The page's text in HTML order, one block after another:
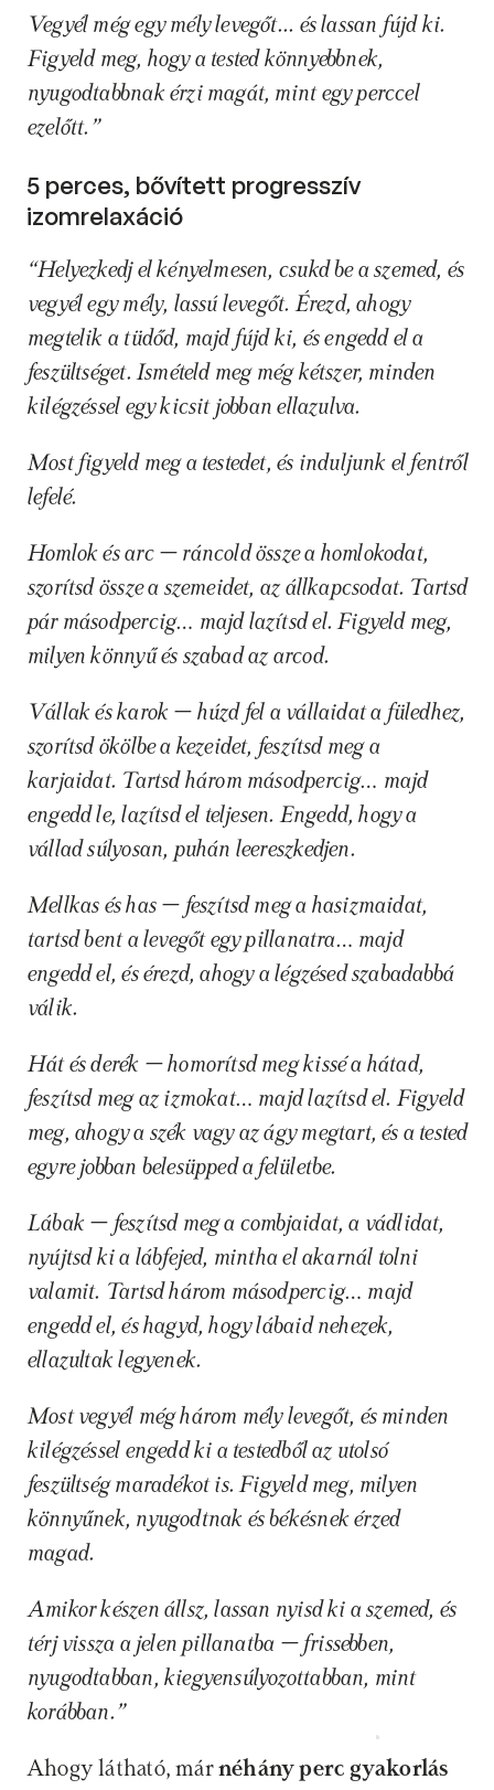
Vegyél még egy mély levegőt... és lassan fújd ki.
Figyeld meg, hogy a tested könnyebbnek,
nyugodtabbnak érzi magát, mint egy perccel
ezelőtt.”
5 perces, bővített progresszív
izomrelaxáció
“Helyezkedj el kényelmesen, csukd be a szemed, és
vegyél egy mély, lassú levegőt. Érezd, ahogy
megtelik a tüdőd, majd fújd ki, és engedd el a
feszültséget. Ismételd meg még kétszer, minden
kilégzéssel egy kicsit jobban ellazulva.
Most figyeld meg a testedet, és induljunk el fentről
lefelé.
Homlok és arc – ráncold össze a homlokodat,
szorítsd össze a szemeidet, az állkapcsodat. Tartsd
pár másodpercig… majd lazítsd el. Figyeld meg,
milyen könnyű és szabad az arcod.
Vállak és karok – húzd fel a vállaidat a füledhez,
szorítsd ökölbe a kezeidet, feszítsd meg a
karjaidat. Tartsd három másodpercig… majd
engedd le, lazítsd el teljesen. Engedd, hogy a
vállad súlyosan, puhán leereszkedjen.
Mellkas és has – feszítsd meg a hasizmaidat,
tartsd bent a levegőt egy pillanatra… majd
engedd el, és érezd, ahogy a légzésed szabadabbá
válik.
Hát és derék – homorítsd meg kissé a hátad,
feszítsd meg az izmokat… majd lazítsd el. Figyeld
meg, ahogy a szék vagy az ágy megtart, és a tested
egyre jobban belesüpped a felületbe.
Lábak – feszítsd meg a combjaidat, a vádlidat,
nyújtsd ki a lábfejed, mintha el akarnál tolni
valamit. Tartsd három másodpercig… majd
engedd el, és hagyd, hogy lábaid nehezek,
ellazultak legyenek.
Most vegyél még három mély levegőt, és minden
kilégzéssel engedd ki a testedből az utolsó
feszültség maradékot is. Figyeld meg, milyen
könnyűnek, nyugodtnak és békésnek érzed
magad.
Amikor készen állsz, lassan nyisd ki a szemed, és
térj vissza a jelen pillanatba – frissebben,
nyugodtabban, kiegyensúlyozottabban, mint
korábban.”
Ahogy látható, már néhány perc gyakorlás
Időpontfoglalás